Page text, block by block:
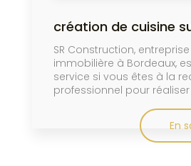
création de cuisine
SR Construction,
immobilière à Bordeaux,
service si vous êtes à la
professionnel pour réaliser
En